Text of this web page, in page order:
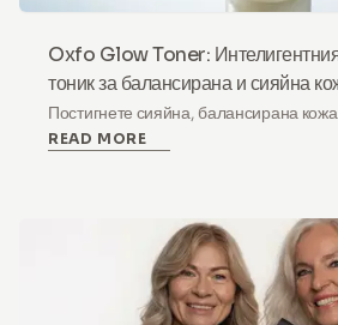
Oxfo Glow Toner:
тоник за балансирана и сияйна
Постигнете сияйна, балансирана
Glow Toner. Нежна формула с AHA/
READ MORE